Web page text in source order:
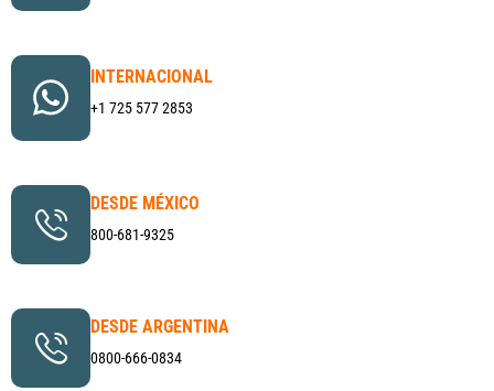
INTERNACIONAL
+1 725 577 2853
DESDE MÉXICO
800-681-9325
DESDE ARGENTINA
0800-666-0834